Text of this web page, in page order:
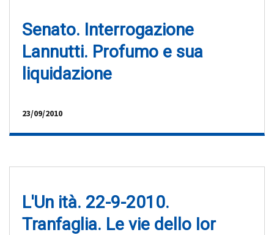
Senato. Interrogazione
Lannutti. Profumo e sua
liquidazione
23/09/2010
L'Un ità. 22-9-2010.
Tranfaglia. Le vie dello Ior